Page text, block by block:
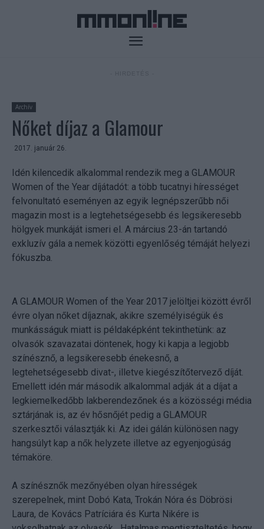
Archív
Nőket díjaz a Glamour
2017. január 26.
Idén kilencedik alkalommal rendezik meg a GLAMOUR
Women of the Year díjátadót: a több tucatnyi hírességet
felvonultató eseményen az egyik legnépszerűbb női
magazin most is a legtehetségesebb és legsikeresebb
hölgyek munkáját ismeri el. A március 23-án tartandó
exkluzív gála a nemek közötti egyenlőség témáját helyezi
fókuszba.
A GLAMOUR Women of the Year 2017 jelöltjei között évről
évre olyan nőket díjaznak, akikre személyiségük és
munkásságuk miatt is példaképként tekinthetünk: az
olvasók szavazatai döntenek, hogy ki kapja a legjobb
színésznő, a legsikeresebb énekesnő, a
legtehetségesebb divat-, illetve kiegészítőtervező díját.
Emellett idén már második alkalommal adják át a díjat a
legkiemelkedőbb lakberendezőnek és a közösségi média
sztárjának is, az év hősnőjét pedig a GLAMOUR
szerkesztői választják ki. Az idei gálán különösen nagy
hangsúlyt kap a nők helyzete illetve az egyenjogúság
témaköre.
A színésznők mezőnyében olyan hírességek
szerepelnek, mint Dobó Kata, Trokán Nóra és Döbrösi
Laura, de Kovács Patríciára és Kurta Nikére is